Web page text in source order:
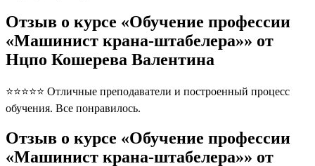
Отзыв о курсе «Обучение профессии
«Машинист крана-штабелера»» от
Нцпо Кошерева Валентина
⭐⭐⭐⭐⭐ Отличные преподаватели и построенный процесс
обучения. Все понравилось.
Отзыв о курсе «Обучение профессии
«Машинист крана-штабелера»» от